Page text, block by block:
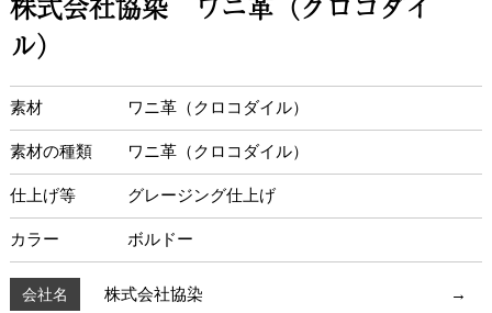
ル）
素材 ワニ革（クロコダイル）
素材の種類 ワニ革（クロコダイル）
仕上げ等 グレージング仕上げ
カラー ボルドー
会社名 株式会社協染 →